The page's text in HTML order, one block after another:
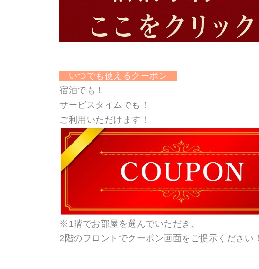
いつでも使えるクーポン
宿泊でも！
サービスタイムでも！
ご利用いただけます！
※1階でお部屋を選んでいただき、
2階のフロントでクーポン画面をご提示ください！